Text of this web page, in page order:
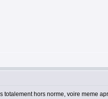
hors norme, voire meme